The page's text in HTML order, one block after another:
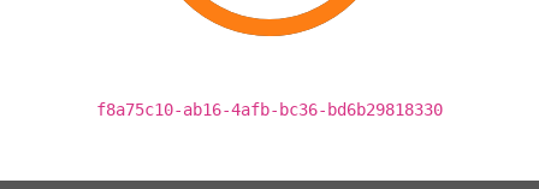
f8a75c10-ab16-4afb-bc36-bd6b29818330